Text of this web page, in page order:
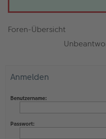
Foren-Übersicht
Anmelden
Benutzername:
Passwort: